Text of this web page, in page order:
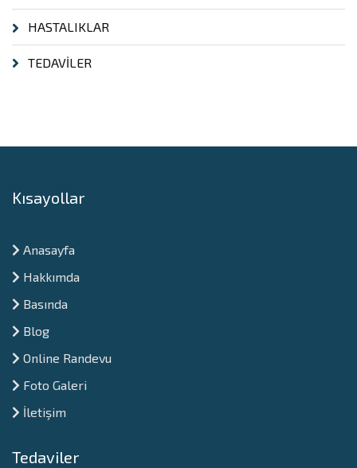
HASTALIKLAR
TEDAVİLER
Kısayollar
Anasayfa
Hakkımda
Basında
Blog
Online Randevu
Foto Galeri
İletişim
Tedaviler